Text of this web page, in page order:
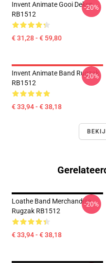
Invent Animate Gooi Deken
RB1512
€ 31,28 - € 59,80
-20%
Invent Animate Band Rugzak
RB1512
€ 33,94 - € 38,18
-20%
Loathe Band Merchandise
Rugzak RB1512
€ 33,94 - € 38,18
-20%